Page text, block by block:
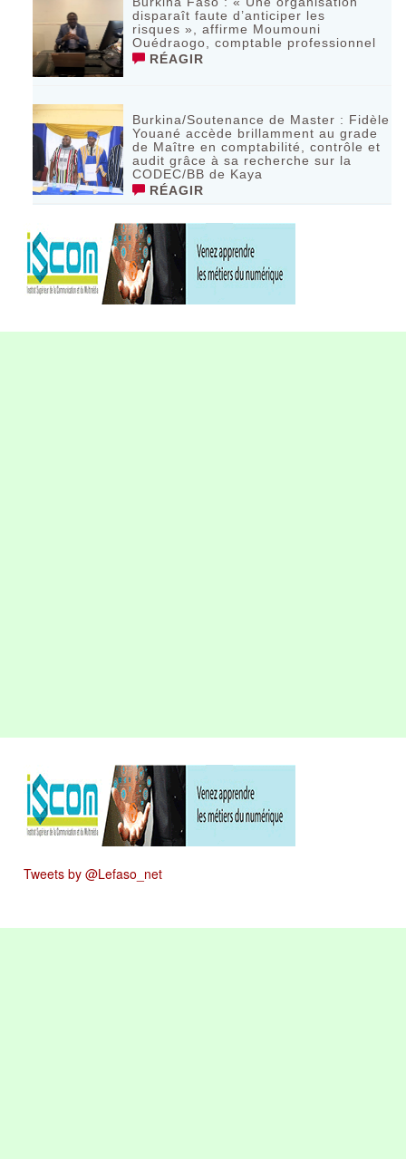
disparaît faute d’anticiper les
risques », affirme Moumouni
Ouédraogo, comptable professionnel
RÉAGIR
Burkina/Soutenance de Master : Fidèle
Youané accède brillamment au grade
de Maître en comptabilité, contrôle et
audit grâce à sa recherche sur la
CODEC/BB de Kaya
RÉAGIR
Tweets by @Lefaso_net